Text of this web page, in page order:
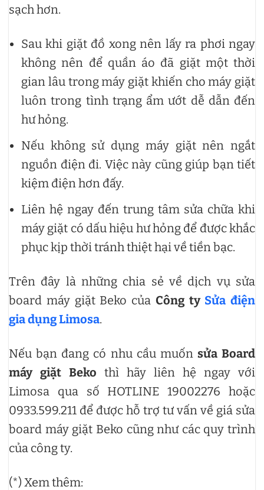
sạch hơn.
Sau khi giặt đồ xong nên lấy ra phơi ngay
không nên để quần áo đã giặt một thời
gian lâu trong máy giặt khiến cho máy giặt
luôn trong tình trạng ẩm ướt dễ dẫn đến
hư hỏng.
Nếu không sử dụng máy giặt nên ngắt
nguồn điện đi. Việc này cũng giúp bạn tiết
kiệm điện hơn đấy.
Liên hệ ngay đến trung tâm sửa chữa khi
máy giặt có dấu hiệu hư hỏng để được khắc
phục kịp thời tránh thiệt hại về tiền bạc.
Trên đây là những chia sẻ về dịch vụ sửa
board máy giặt Beko của Công ty Sửa điện
gia dụng Limosa.
Nếu bạn đang có nhu cầu muốn sửa Board
máy giặt Beko thì hãy liên hệ ngay với
Limosa qua số HOTLINE 19002276 hoặc
0933.599.211 để được hỗ trợ tư vấn về giá sửa
board máy giặt Beko cũng như các quy trình
của công ty.
(*) Xem thêm: